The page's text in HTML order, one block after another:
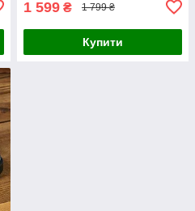
1 599 ₴ 1 799 ₴
Купити